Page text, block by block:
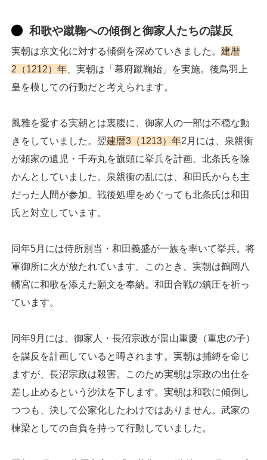
和歌や蹴鞠への傾倒と御家人たちの謀反
実朝は京文化に対する傾倒を深めていきました。 建暦
2（1212）年 、実朝は「幕府蹴鞠始」を実施。後鳥羽上
皇を模しての行動だと考えられます。
風雅を愛する実朝とは裏腹に、御家人の一部は不穏な動
きをしていました。翌建暦3（1213）年2月には、泉親衡
が頼家の遺児・千寿丸を旗頭に挙兵を計画。北条氏を除
かんとしていました。泉親衡の乱には、和田氏からも主
だった人間が参加。戦後処理をめぐっても北条氏は和田
氏と対立しています。
同年5月には侍所別当・和田義盛が一族を率いて挙兵。将
軍御所に火が放たれています。このとき、実朝は鶴岡八
幡宮に和歌を添えた願文を奉納。和田合戦の鎮圧を祈っ
ています。
同年9月には、御家人・長沼宗政が畠山重慶（重忠の子）
を謀反を計画していると噂されます。実朝は捕縛を命じ
ますが、長沼宗政は殺害。このため実朝は宗政の出仕を
差し止めるという沙汰を下します。実朝は和歌に傾倒し
つつも、決して公家化したわけではありません。武家の
棟梁としての自負を持って行動していました。